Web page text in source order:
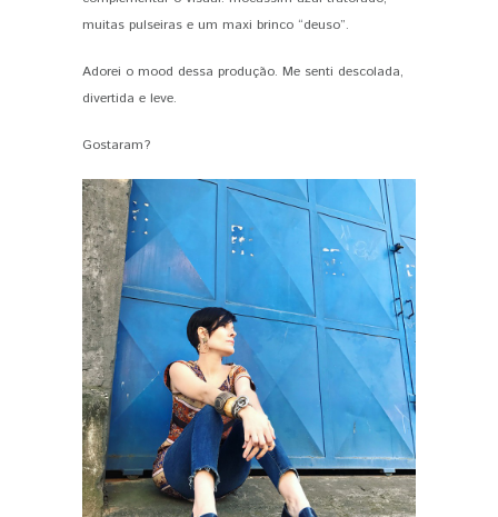
muitas pulseiras e um maxi brinco “deuso”.
Adorei o mood dessa produção. Me senti descolada,
divertida e leve.
Gostaram?